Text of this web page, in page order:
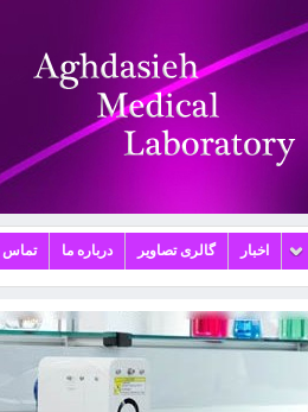
ورود به سیستم
اخبار گالری تصاویر درباره ما تماس